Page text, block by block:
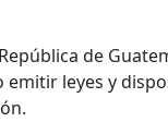
de
leyes y